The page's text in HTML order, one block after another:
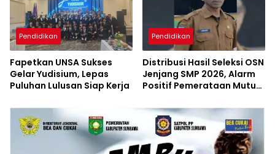
Pendidikan
Fapetkan UNSA Sukses
Gelar Yudisium, Lepas
Puluhan Lulusan Siap Kerja
Pendidikan
Distribusi Hasil Seleksi OSN
Jenjang SMP 2026, Alarm
Positif Pemerataan Mutu